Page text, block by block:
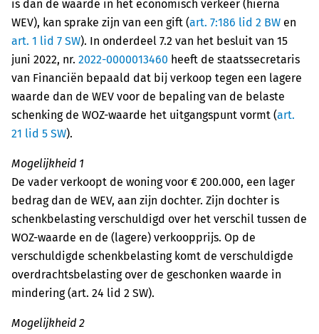
is dan de waarde in het economisch verkeer (hierna
WEV), kan sprake zijn van een gift (art. 7:186 lid 2 BW en
art. 1 lid 7 SW). In onderdeel 7.2 van het besluit van 15
juni 2022, nr. 2022-0000013460 heeft de staatssecretaris
van Financiën bepaald dat bij verkoop tegen een lagere
waarde dan de WEV voor de bepaling van de belaste
schenking de WOZ-waarde het uitgangspunt vormt (art.
21 lid 5 SW).
Mogelijkheid 1
De vader verkoopt de woning voor € 200.000, een lager
bedrag dan de WEV, aan zijn dochter. Zijn dochter is
schenkbelasting verschuldigd over het verschil tussen de
WOZ-waarde en de (lagere) verkoopprijs. Op de
verschuldigde schenkbelasting komt de verschuldigde
overdrachtsbelasting over de geschonken waarde in
mindering (art. 24 lid 2 SW).
Mogelijkheid 2